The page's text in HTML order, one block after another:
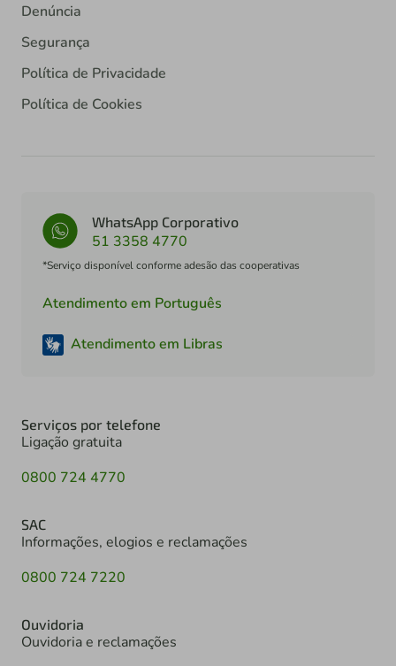
Denúncia
Segurança
Política de Privacidade
Política de Cookies
WhatsApp Corporativo
51 3358 4770
*Serviço disponível conforme adesão das cooperativas
Atendimento em Português
Atendimento em Libras
Serviços por telefone
Ligação gratuita
0800 724 4770
SAC
Informações, elogios e reclamações
0800 724 7220
Ouvidoria
Ouvidoria e reclamações